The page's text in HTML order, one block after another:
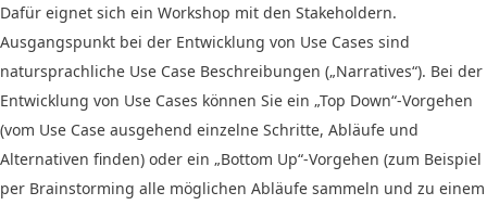
Dafür eignet sich ein Workshop mit den Stakeholdern.
Ausgangspunkt bei der Entwicklung von Use Cases sind
natursprachliche Use Case Beschreibungen („Narratives“). Bei der
Entwicklung von Use Cases können Sie ein „Top Down“-Vorgehen
(vom Use Case ausgehend einzelne Schritte, Abläufe und
Alternativen finden) oder ein „Bottom Up“-Vorgehen (zum Beispiel
per Brainstorming alle möglichen Abläufe sammeln und zu einem